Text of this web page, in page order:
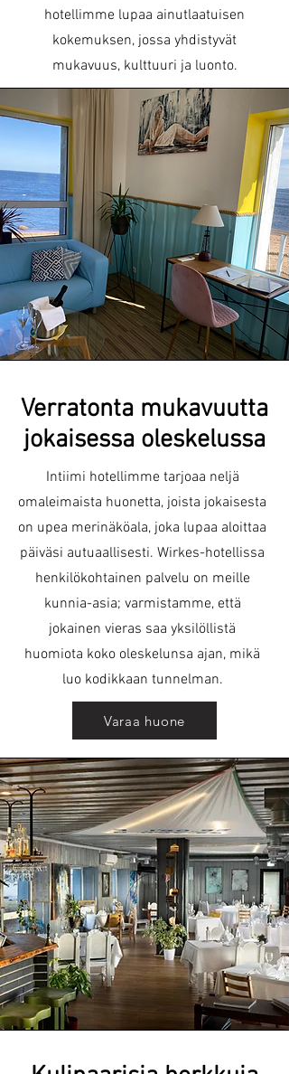
hotellimme lupaa ainutlaatuisen
kokemuksen, jossa yhdistyvät
mukavuus, kulttuuri ja luonto.
Verratonta mukavuutta
jokaisessa oleskelussa
Intiimi hotellimme tarjoaa neljä
omaleimaista huonetta, joista jokaisesta
on upea merinäköala, joka lupaa aloittaa
päiväsi autuaallisesti. Wirkes-hotellissa
henkilökohtainen palvelu on meille
kunnia-asia; varmistamme, että
jokainen vieras saa yksilöllistä
huomiota koko oleskelunsa ajan, mikä
luo kodikkaan tunnelman.
Varaa huone